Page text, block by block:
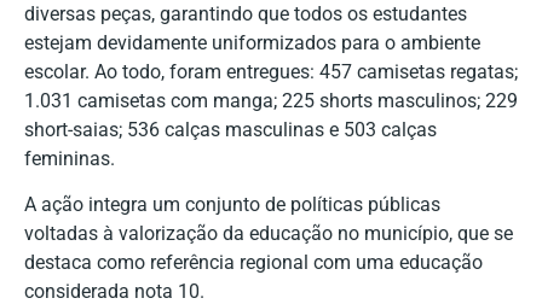
diversas peças, garantindo que todos os estudantes
estejam devidamente uniformizados para o ambiente
escolar. Ao todo, foram entregues: 457 camisetas regatas;
1.031 camisetas com manga; 225 shorts masculinos; 229
short-saias; 536 calças masculinas e 503 calças
femininas.
A ação integra um conjunto de políticas públicas
voltadas à valorização da educação no município, que se
destaca como referência regional com uma educação
considerada nota 10.